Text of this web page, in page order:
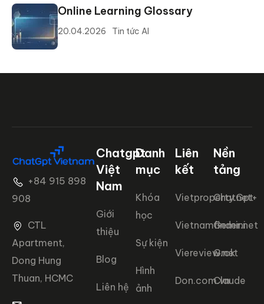
Online Learning Glossary
20.04.2026 Tin tức AI
+84 915 898
908
CTL
Apartment,
Dong Hung
Thuan, HCMC
Chatgpt
Việt
Nam
Giới
thiệu
Blog
Liên hệ
Danh
mục
Khóa
học
Sự kiện
Hình
ảnh
Liên
kết
Vietproperty.net+
Vietnamfinder.net
Viereview.net
Don.com.vn
Nền
tảng
ChatGpt
Gemini
Grok
Claude